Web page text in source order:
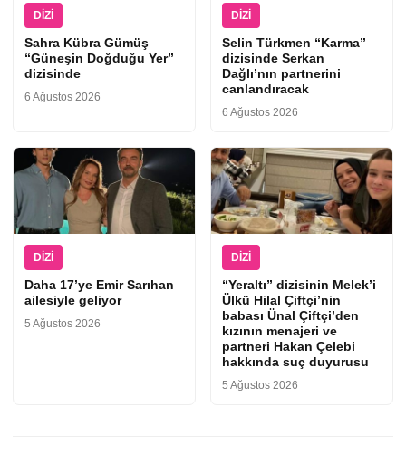
DIZI
Sahra Kübra Gümüş
“Güneşin Doğduğu Yer”
dizisinde
6 Ağustos 2026
DIZI
Selin Türkmen “Karma”
dizisinde Serkan
Dağlı’nın partnerini
canlandıracak
6 Ağustos 2026
DIZI
Daha 17’ye Emir Sarıhan
ailesiyle geliyor
5 Ağustos 2026
DIZI
“Yeraltı” dizisinin Melek’i
Ülkü Hilal Çiftçi’nin
babası Ünal Çiftçi’den
kızının menajeri ve
partneri Hakan Çelebi
hakkında suç duyurusu
5 Ağustos 2026